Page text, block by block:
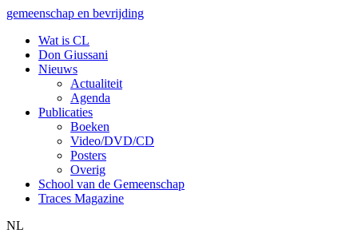
gemeenschap en bevrijding
Wat is CL
Don Giussani
Nieuws
Actualiteit
Agenda
Publicaties
Boeken
Video/DVD/CD
Posters
Overig
School van de Gemeenschap
Traces Magazine
NL